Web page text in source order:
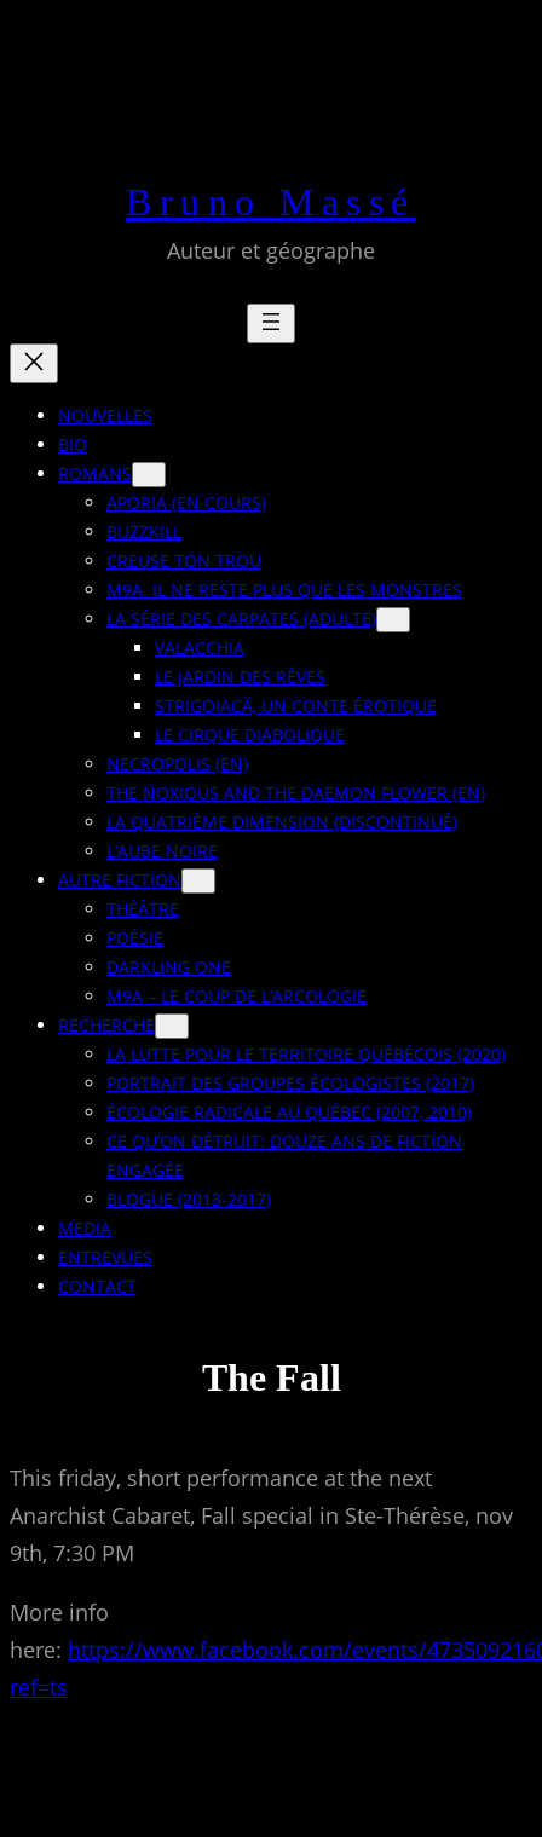
Bruno Massé
Auteur et géographe
NOUVELLES
BIO
ROMANS
APORIA (EN COURS)
BUZZKILL
CREUSE TON TROU
M9A. IL NE RESTE PLUS QUE LES MONSTRES
LA SÉRIE DES CARPATES (ADULTE)
VALACCHIA
LE JARDIN DES RÊVES
STRIGOIACĂ, UN CONTE ÉROTIQUE
LE CIRQUE DIABOLIQUE
NECROPOLIS (EN)
THE NOXIOUS AND THE DAEMON FLOWER (EN)
LA QUATRIÈME DIMENSION (DISCONTINUÉ)
L’AUBE NOIRE
AUTRE FICTION
THÉÂTRE
POÉSIE
DARKLING ONE
M9A – LE COUP DE L’ARCOLOGIE
RECHERCHE
LA LUTTE POUR LE TERRITOIRE QUÉBÉCOIS (2020)
PORTRAIT DES GROUPES ÉCOLOGISTES (2017)
ÉCOLOGIE RADICALE AU QUÉBEC (2007, 2010)
CE QU’ON DÉTRUIT: DOUZE ANS DE FICTION
ENGAGÉE
BLOGUE (2013-2017)
MEDIA
ENTREVUES
CONTACT
The Fall
This friday, short performance at the next
Anarchist Cabaret, Fall special in Ste-Thérèse, nov
9th, 7:30 PM
More info
here: https://www.facebook.com/events/
ref=ts